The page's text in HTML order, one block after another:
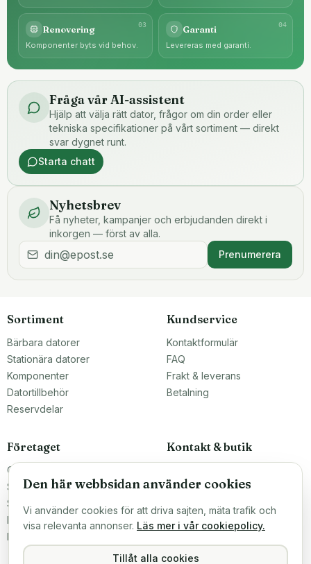
03
Renovering
Komponenter byts vid behov.
04
Garanti
Levereras med garanti.
Fråga vår AI-assistent
Hjälp att välja rätt dator, frågor om din order eller
tekniska specifikationer på vårt sortiment — direkt
svar dygnet runt.
Starta chatt
Nyhetsbrev
Få nyheter, kampanjer och erbjudanden direkt i
inkorgen — först av alla.
Prenumerera
Sortiment
Bärbara datorer
Stationära datorer
Komponenter
Datortillbehör
Reservdelar
Kundservice
Kontaktformulär
FAQ
Frakt & leverans
Betalning
Företaget
Om oss
Större inköp?
Sälj till oss
Köpvillkor
Integritetspolicy
Kontakt & butik
Malmö, Sverige
ÖPPETTIDER
Mån–Fre 10–16
Hitta hit →
Den här webbsidan använder cookies
Vi använder cookies för att driva sajten, mäta trafik och
visa relevanta annonser. Läs mer i vår cookiepolicy.
Tillåt alla cookies